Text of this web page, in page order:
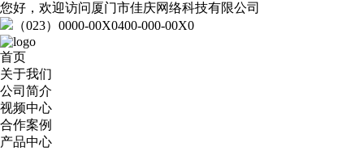
您好，欢迎访问厦门市佳庆网络科技有限公司
（023）0000-00X0400-000-00X0
首页
关于我们
公司简介
视频中心
合作案例
产品中心